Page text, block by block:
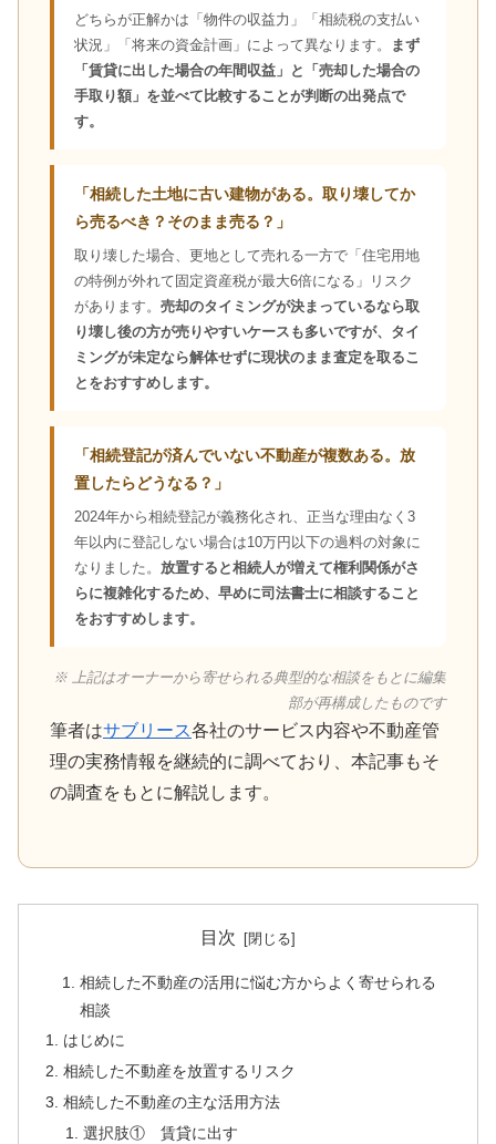
どちらが正解かは「物件の収益力」「相続税の支払い
状況」「将来の資金計画」によって異なります。
まず
「賃貸に出した場合の年間収益」と「売却した場合の
手取り額」を並べて比較することが判断の出発点で
す。
「相続した土地に古い建物がある。取り壊してか
ら売るべき？そのまま売る？」
取り壊した場合、更地として売れる一方で「住宅用地
の特例が外れて固定資産税が最大6倍になる」リスク
があります。 売却のタイミングが決まっているなら取
り壊し後の方が売りやすいケースも多いですが、タイ
ミングが未定なら解体せずに現状のまま査定を取るこ
とをおすすめします。
「相続登記が済んでいない不動産が複数ある。放
置したらどうなる？」
2024年から相続登記が義務化され、正当な理由なく3
年以内に登記しない場合は10万円以下の過料の対象に
なりました。 放置すると相続人が増えて権利関係がさ
らに複雑化するため、早めに司法書士に相談すること
をおすすめします。
※ 上記はオーナーから寄せられる典型的な相談をもとに編集
部が再構成したものです
筆者はサブリース各社のサービス内容や不動産管
理の実務情報を継続的に調べており、本記事もそ
の調査をもとに解説します。
目次
相続した不動産の活用に悩む方からよく寄せられる
相談
はじめに
相続した不動産を放置するリスク
相続した不動産の主な活用方法
選択肢① 賃貸に出す